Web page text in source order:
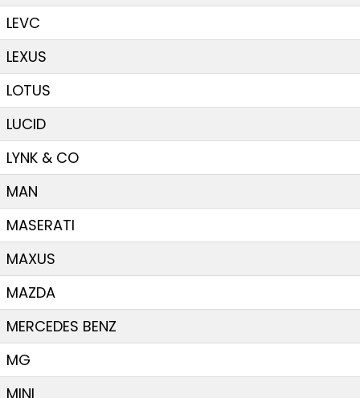
LEVC
LEXUS
LOTUS
LUCID
LYNK & CO
MAN
MASERATI
MAXUS
MAZDA
MERCEDES BENZ
MG
MINI